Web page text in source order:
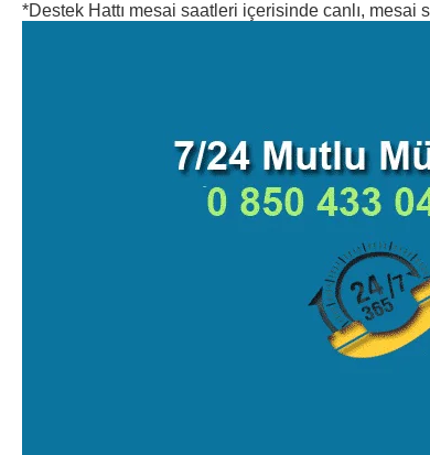
*Destek Hattı mesai saatleri içerisinde canlı, mesai